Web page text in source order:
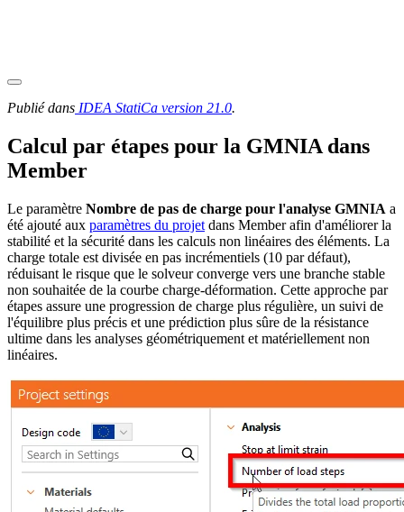
Publié dans IDEA StatiCa version 21.0.
Calcul par étapes pour la GMNIA dans
Member
Le paramètre Nombre de pas de charge pour l'analyse GMNIA a
été ajouté aux paramètres du projet dans Member afin d'améliorer la
stabilité et la sécurité dans les calculs non linéaires des éléments. La
charge totale est divisée en pas incrémentiels (10 par défaut),
réduisant le risque que le solveur converge vers une branche stable
non souhaitée de la courbe charge-déformation. Cette approche par
étapes assure une progression de charge plus régulière, un suivi de
l'équilibre plus précis et une prédiction plus sûre de la résistance
ultime dans les analyses géométriquement et matériellement non
linéaires.